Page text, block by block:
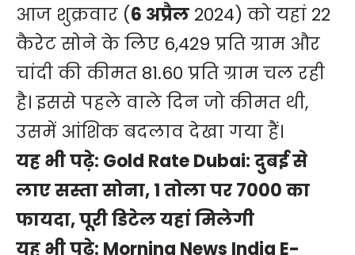
आज शुक्रवार (6 अप्रैल 2024) को यहां 22
कैरेट सोने के लिए 6,429 प्रति ग्राम और
चांदी की कीमत 81.60 प्रति ग्राम चल रही
है। इससे पहले वाले दिन जो कीमत थी,
उसमें आंशिक बदलाव देखा गया हैं।
यह भी पढ़े: Gold Rate Dubai: दुबई से
लाए सस्ता सोना, 1 तोला पर 7000 का
फायदा, पूरी डिटेल यहां मिलेगी
यह भी पढ़े: Morning News India E-